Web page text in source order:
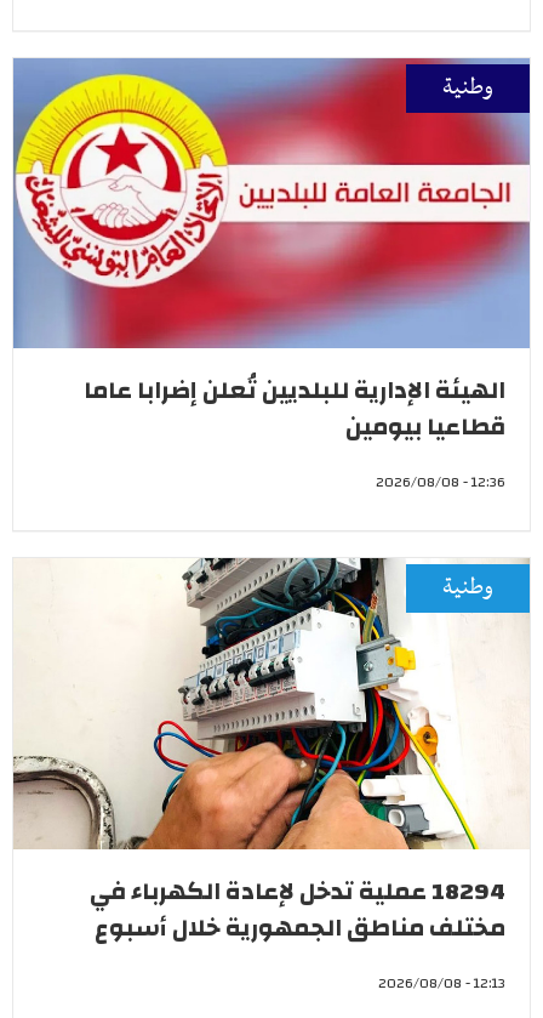
وطنية
الهيئة الإدارية للبلديين تُعلن إضرابا عاما
قطاعيا بيومين
12:36 - 2026/08/08
وطنية
18294 عملية تدخل لإعادة الكهرباء في
مختلف مناطق الجمهورية خلال أسبوع
12:13 - 2026/08/08